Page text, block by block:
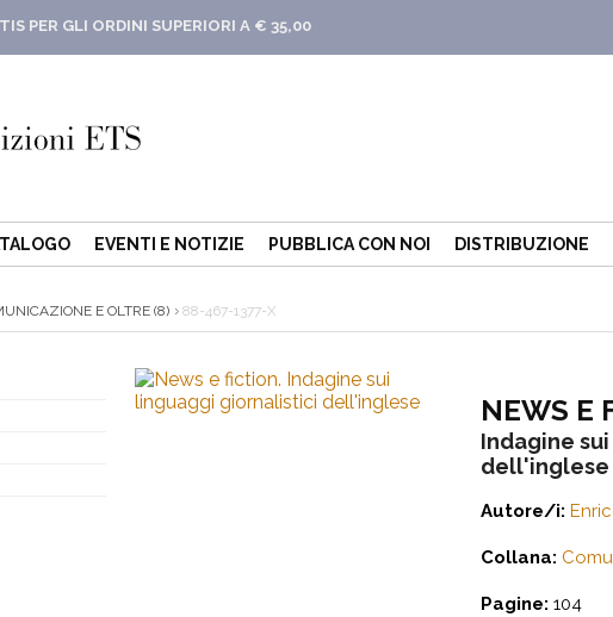
PER GLI ORDINI SUPERIORI A € 35,00
EVENTI E NOTIZIE PUBBLICA CON NOI DISTRIBUZIONE
E OLTRE (8) 88-467-1377-X
NEWS E
Indagine
dell'inglese
Autore/i:
Collana:
Pagine: 104